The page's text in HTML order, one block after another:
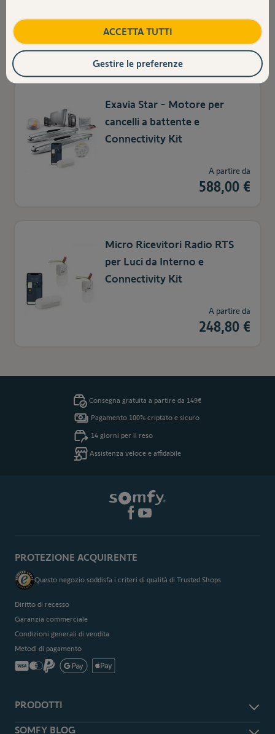
265,22 €
298,00 €
Exavia Star - Motore per
cancelli a battente e
Connectivity Kit
A partire da
588,00 €
Micro Ricevitori Radio RTS
per Luci da Interno e
Connectivity Kit
A partire da
248,80 €
Consegna gratuita a partire da 149€
Pagamento 100% criptato e sicuro
14 giorni per il reso
Assistenza veloce e affidabile
PRODOTTI
Accessori e ricambi
SOMFY BLOG
PROTEZIONE ACQUIRENTE
Questo negozio soddisfa i criteri di qualità di Trusted Shops
Diritto di recesso
Garanzia commerciale
Condizioni generali di vendita
Metodi di pagamento
ACCETTA TUTTI
Gestire le preferenze